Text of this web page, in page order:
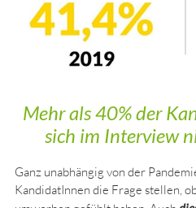
Mehr als 40% der
sich im Interview
Ganz unabhängig von der
KandidatInnen die Frage stellen,